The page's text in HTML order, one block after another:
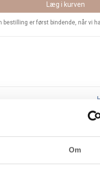
Om
Læg i kurven
bestilling er først bindende, når vi
til modellering, dekoration